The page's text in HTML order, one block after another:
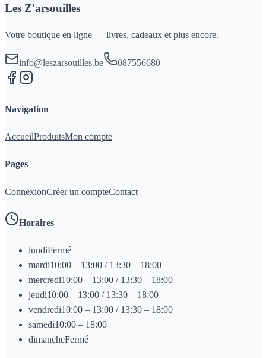
Les Z'arsouilles
Votre boutique en ligne — livres, cadeaux et plus encore.
info@leszarsouilles.be 087556680
Navigation
AccueilProduitsMon compte
Pages
ConnexionCréer un compteContact
Horaires
lundiFermé
mardi10:00 – 13:00 / 13:30 – 18:00
mercredi10:00 – 13:00 / 13:30 – 18:00
jeudi10:00 – 13:00 / 13:30 – 18:00
vendredi10:00 – 13:00 / 13:30 – 18:00
samedi10:00 – 18:00
dimancheFermé